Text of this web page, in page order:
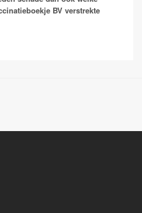
BV verstrekte